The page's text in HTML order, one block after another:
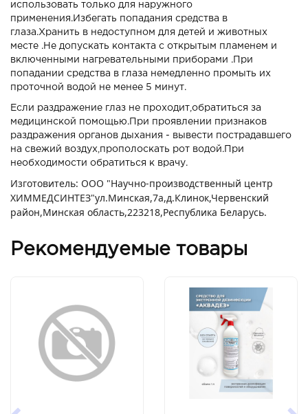
использовать только для наружного
применения.Избегать попадания средства в
глаза.Хранить в недоступном для детей и животных
месте .Не допускать контакта с открытым пламенем и
включенными нагревательными приборами .При
попадании средства в глаза немедленно промыть их
проточной водой не менее 5 минут.
Если раздражение глаз не проходит,обратиться за
медицинской помощью.При проявлении признаков
раздражения органов дыхания - вывести пострадавшего
на свежий воздух,прополоскать рот водой.При
необходимости обратиться к врачу.
Изготовитель: ООО "Научно-производственный центр
ХИММЕДСИНТЕЗ"ул.Минская,7а,д.Клинок,Червенский
район,Минская область,223218,Республика Беларусь.
Рекомендуемые товары